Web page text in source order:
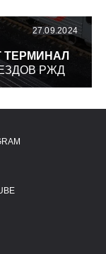
27.09.2024
ТЕРМИНАЛ
РЖД